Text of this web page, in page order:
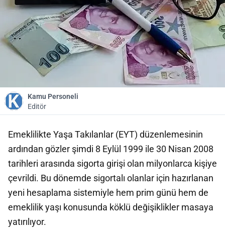
Kamu Personeli
Editör
Emeklilikte Yaşa Takılanlar (EYT) düzenlemesinin
ardından gözler şimdi 8 Eylül 1999 ile 30 Nisan 2008
tarihleri arasında sigorta girişi olan milyonlarca kişiye
çevrildi. Bu dönemde sigortalı olanlar için hazırlanan
yeni hesaplama sistemiyle hem prim günü hem de
emeklilik yaşı konusunda köklü değişiklikler masaya
yatırılıyor.